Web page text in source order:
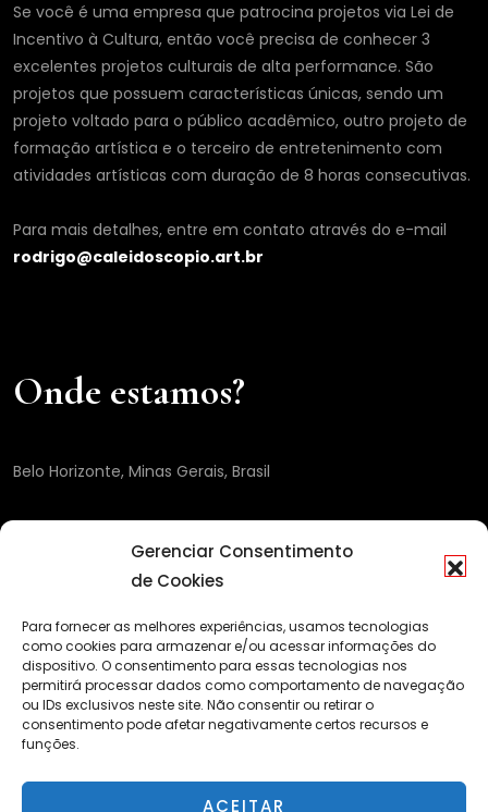
Gerenciar Consentimento
de Cookies
Para fornecer as melhores experiências, usamos tecnologias
como cookies para armazenar e/ou acessar informações do
dispositivo. O consentimento para essas tecnologias nos
permitirá processar dados como comportamento de navegação
ou IDs exclusivos neste site. Não consentir ou retirar o
consentimento pode afetar negativamente certos recursos e
funções.
ACEITAR
Se você é uma empresa que patrocina projetos via Lei de
Incentivo à Cultura, então você precisa de conhecer 3
excelentes projetos culturais de alta performance. São
projetos que possuem características únicas, sendo um
projeto voltado para o público acadêmico, outro projeto de
formação artística e o terceiro de entretenimento com
atividades artísticas com duração de 8 horas consecutivas.
Para mais detalhes, entre em contato através do e-mail
rodrigo@caleidoscopio.art.br
Onde estamos?
Belo Horizonte, Minas Gerais, Brasil